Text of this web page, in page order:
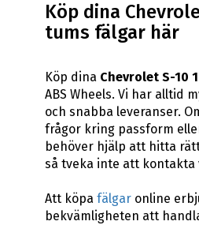
Köp dina
tums fälgar här
Köp dina Chevrolet S-10
ABS Wheels. Vi har alltid
och snabba leveranser.
frågor kring passform
behöver hjälp att hitta
så tveka inte att
Att köpafälgar online
bekvämligheten att